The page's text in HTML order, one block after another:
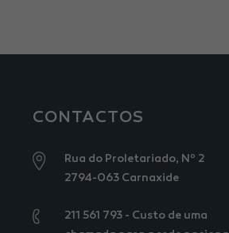
CONTACTOS
Rua do Proletariado, Nº 2
2794-063 Carnaxide
211 561 793 - Custo de uma